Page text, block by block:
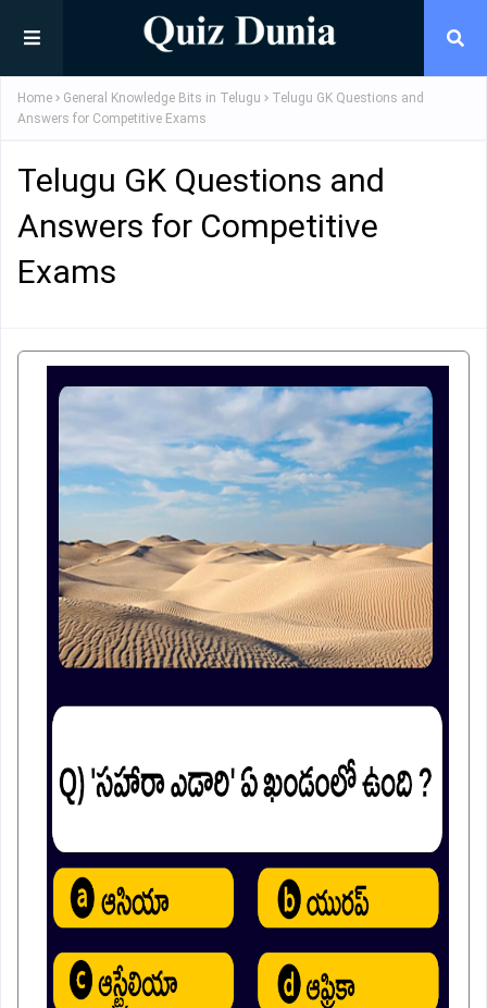
Home General Knowledge Bits in Telugu
Telugu GK Questions and
Answers for Competitive Exams
Telugu GK Questions and
Answers for Competitive
Exams